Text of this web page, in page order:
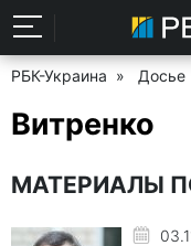
РБК-Украина » Досье
Витренко
МАТЕРИАЛЫ